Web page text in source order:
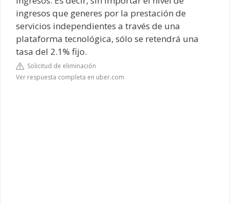
ingresos que generes por la prestación de
servicios independientes a través de una
plataforma tecnológica, sólo se retendrá una
tasa del 2.1% fijo.
Solicitud de eliminación
Ver respuesta completa en uber.com